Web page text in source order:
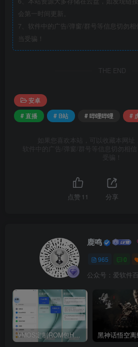
会第一时间更新。
7、软件中的广告/弹窗/群号等信息切勿
当受骗！
THE END
安卓
# 直播
# B站 # 哔哩哔哩 #
如果您喜欢本站，可以收藏本网址
软件中的广告/弹窗/群号等信息切勿相
受骗！
点赞 11 分享
鹿鸣
965 0
公众号：爱软件
VMOS定制ROM包HnciseOS9.6.0兼容解锁